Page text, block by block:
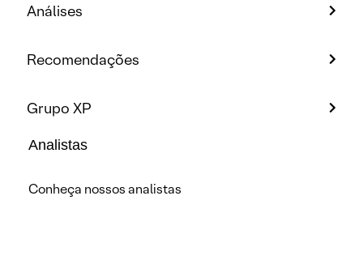
Análises
Recomendações
Grupo XP
Analistas
Conheça nossos analistas